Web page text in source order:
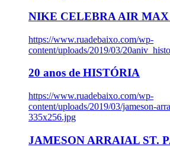
NIKE CELEBRA AIR MAX
https://www.ruadebaixo.com/wp-
content/uploads/2019/03/
20 anos de HISTÓRIA
https://www.ruadebaixo.com/wp-
content/uploads/2019/03/jameson-
335x256.jpg
JAMESON ARRAIAL ST.